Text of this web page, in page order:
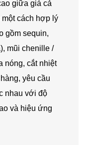
giữa giá cả
cách hợp lý
gồm sequin,
mũi chenille /
nóng, cắt nhiệt
yêu cầu
nhau với độ
và hiệu ứng